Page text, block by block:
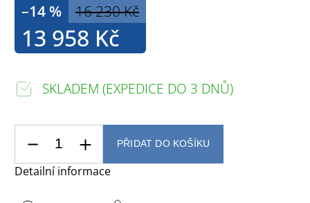
16 230 Kč
–14 %
13 958 Kč
SKLADEM (EXPEDICE DO 3 DNŮ)
PŘIDAT DO KOŠÍKU
Detailní informace